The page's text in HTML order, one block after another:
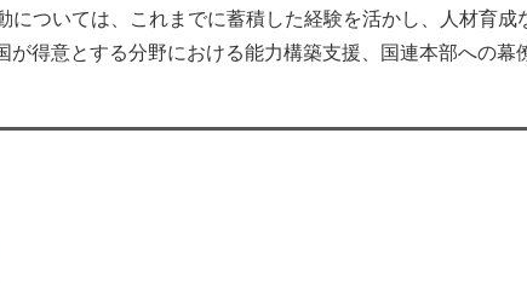
については、これまでに蓄積した経験を活かし、人材育
が得意とする分野における能力構築支援、国連本部への幕